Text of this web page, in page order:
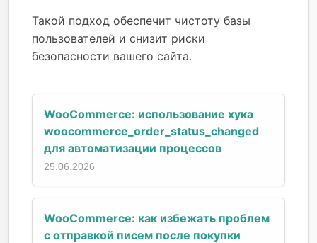
Такой подход обеспечит чистоту базы
пользователей и снизит риски
безопасности вашего сайта.
WooCommerce: использование хука
woocommerce_order_status_changed
для автоматизации процессов
25.06.2026
WooCommerce: как избежать проблем
с отправкой писем после покупки